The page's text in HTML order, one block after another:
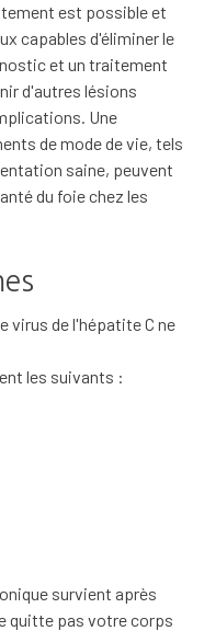
est possible et
capables d'éliminer le
et un traitement
d'autres lésions
Une
de mode de vie, tels
saine, peuvent
du foie chez les
virus de l'hépatite C ne
les suivants :
survient après
quitte pas votre corps